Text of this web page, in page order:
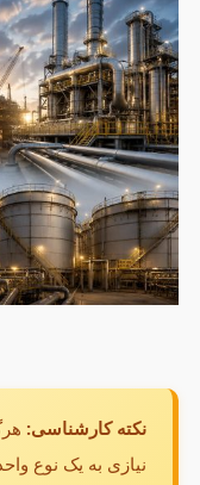
نکته کارشناسی:
نیازی به یک نوع